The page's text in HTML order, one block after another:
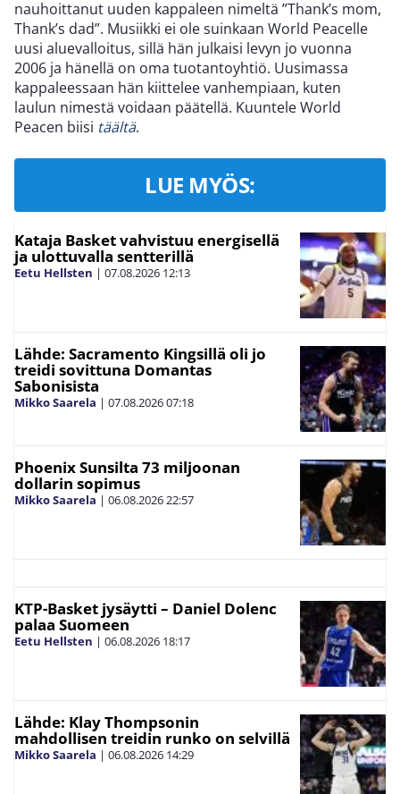
nauhoittanut uuden kappaleen nimeltä ”Thank’s mom,
Thank’s dad”. Musiikki ei ole suinkaan World Peacelle
uusi aluevalloitus, sillä hän julkaisi levyn jo vuonna
2006 ja hänellä on oma tuotantoyhtiö. Uusimassa
kappaleessaan hän kiittelee vanhempiaan, kuten
laulun nimestä voidaan päätellä. Kuuntele World
Peacen biisi täältä.
LUE MYÖS:
Kataja Basket vahvistuu energisellä
ja ulottuvalla sentterillä
Eetu Hellsten | 07.08.2026 12:13
Lähde: Sacramento Kingsillä oli jo
treidi sovittuna Domantas
Sabonisista
Mikko Saarela | 07.08.202607:18
Phoenix Sunsilta 73 miljoonan
dollarin sopimus
Mikko Saarela | 06.08.202622:57
KTP-Basket jysäytti – Daniel Dolenc
palaa Suomeen
Eetu Hellsten | 06.08.2026 18:17
Lähde: Klay Thompsonin
mahdollisen treidin runko on selvillä
Mikko Saarela | 06.08.2026 14:29